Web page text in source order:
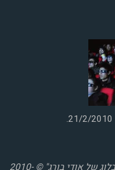
כל הזכויות שמורות "מבקר המדינה - הבלוג של אודי בורג" © 2010-